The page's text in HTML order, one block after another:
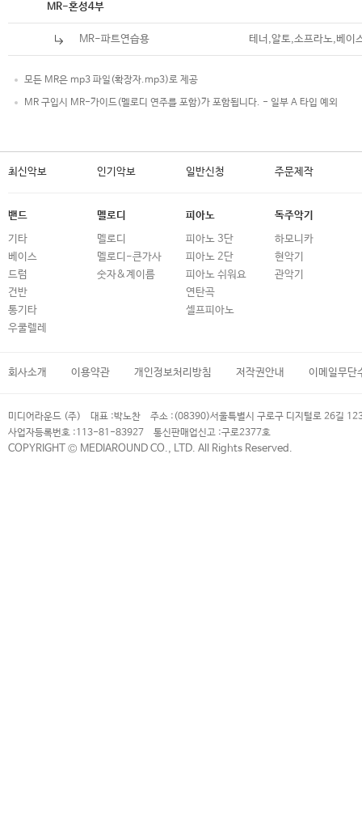
MR-혼성4부
MR-파트연습용 테너,알토,소프라노,베이
모든 MR은 mp3 파일(확장자.mp3)로 제공
MR 구입시 MR-가이드(멜로디 연주를 포함)가 포함됩니다. - 일부 A 타입 예외
최신악보 인기악보 일반신청 주문제작
밴드
기타
베이스
드럼
건반
통기타
우쿨렐레
멜로디
멜로디
멜로디-큰가사
숫자&계이름
피아노
피아노 3단
피아노 2단
피아노 쉬워요
연탄곡
셀프피아노
독주악기
하모니카
현악기
관악기
회사소개 이용약관 개인정보처리방침 저작권안내 이메일무단
미디어라운드 (주) 대표 :박노찬 주소 : (08390)서울특별시 구로구 디지털로 26길
사업자등록번호 :113-81-83927 통신판매업신고 :구로2377호
COPYRIGHT © MEDIAROUND CO., LTD. All Rights Reserved.